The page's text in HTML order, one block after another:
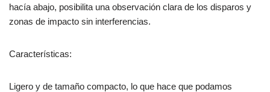
hacía abajo, posibilita una observación clara de los disparos y
zonas de impacto sin interferencias.
Características:
Ligero y de tamaño compacto, lo que hace que podamos